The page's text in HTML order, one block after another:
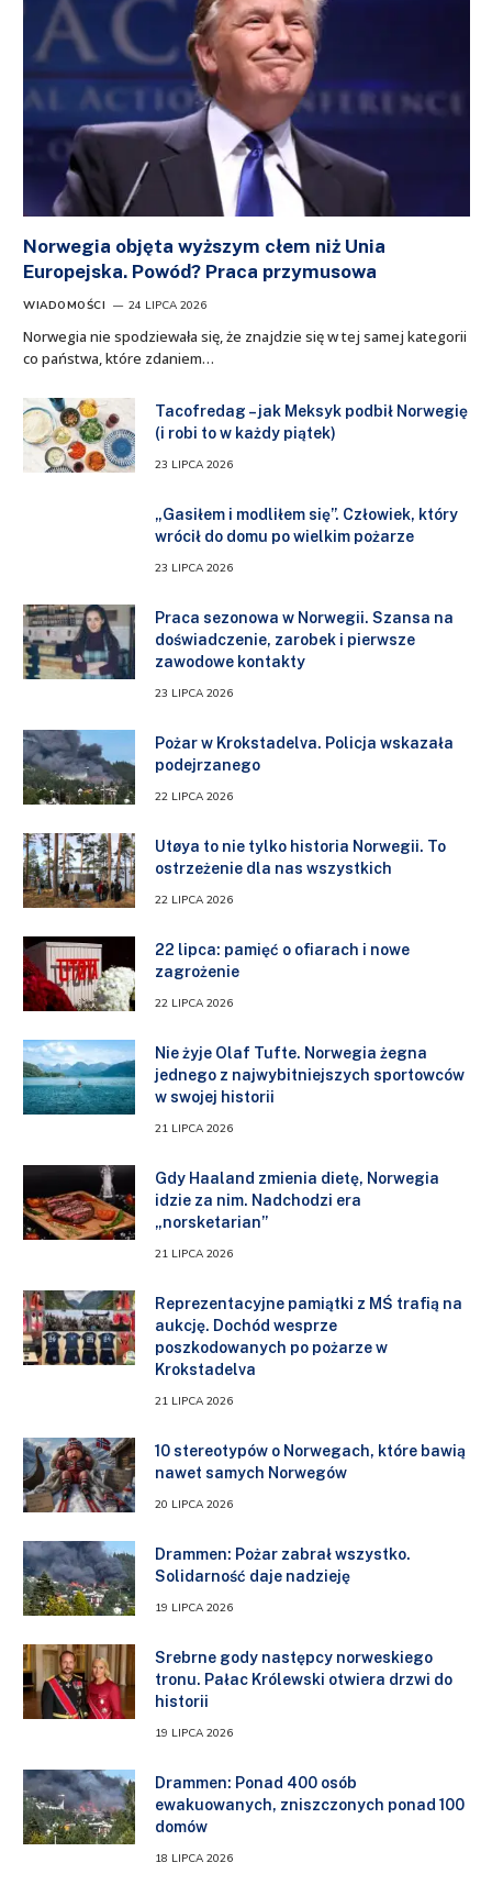
Norwegia objęta wyższym cłem niż Unia
Europejska. Powód? Praca przymusowa
WIADOMOŚCI 24 LIPCA 2026
Norwegia nie spodziewała się, że znajdzie się w tej samej kategorii
co państwa, które zdaniem…
Tacofredag – jak Meksyk podbił Norwegię
(i robi to w każdy piątek)
23 LIPCA 2026
„Gasiłem i modliłem się”. Człowiek, który
wrócił do domu po wielkim pożarze
23 LIPCA 2026
Praca sezonowa w Norwegii. Szansa na
doświadczenie, zarobek i pierwsze
zawodowe kontakty
23 LIPCA 2026
Pożar w Krokstadelva. Policja wskazała
podejrzanego
22 LIPCA 2026
Utøya to nie tylko historia Norwegii. To
ostrzeżenie dla nas wszystkich
22 LIPCA 2026
22 lipca: pamięć o ofiarach i nowe
zagrożenie
22 LIPCA 2026
Nie żyje Olaf Tufte. Norwegia żegna
jednego z najwybitniejszych sportowców
w swojej historii
21 LIPCA 2026
Gdy Haaland zmienia dietę, Norwegia
idzie za nim. Nadchodzi era
„norsketarian”
21 LIPCA 2026
Reprezentacyjne pamiątki z MŚ trafią na
aukcję. Dochód wesprze
poszkodowanych po pożarze w
Krokstadelva
21 LIPCA 2026
10 stereotypów o Norwegach, które bawią
nawet samych Norwegów
20 LIPCA 2026
Drammen: Pożar zabrał wszystko.
Solidarność daje nadzieję
19 LIPCA 2026
Srebrne gody następcy norweskiego
tronu. Pałac Królewski otwiera drzwi do
historii
19 LIPCA 2026
Drammen: Ponad 400 osób
ewakuowanych, zniszczonych ponad 100
domów
18 LIPCA 2026